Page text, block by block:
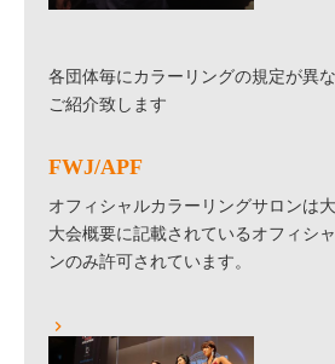
各団体毎にカラーリングの規定が異
ご紹介致します
FWJ/APF
オフィシャルカラーリングサロンは
大会概要に記載されているオフィシ
ンのみ許可されています。